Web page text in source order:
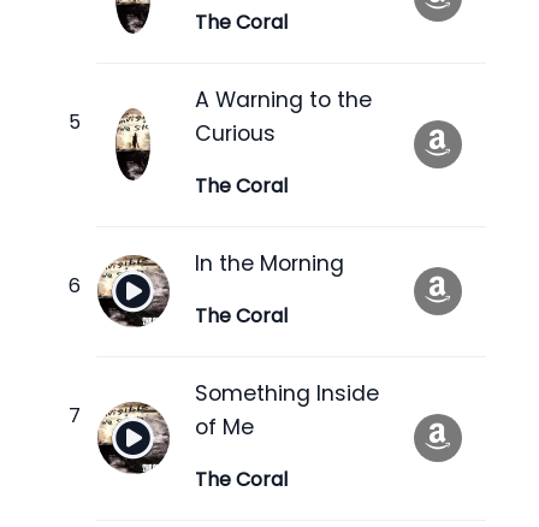
The Coral
A Warning to the
Curious
The Coral
In the Morning
The Coral
Something Inside
of Me
The Coral